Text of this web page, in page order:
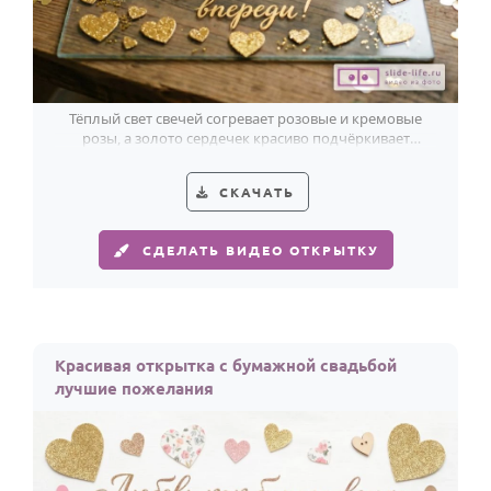
Тёплый свет свечей согревает розовые и кремовые
розы, а золото сердечек красиво подчёркивает
СКАЧАТЬ
СДЕЛАТЬ ВИДЕО ОТКРЫТКУ
Красивая открытка с бумажной свадьбой
лучшие пожелания